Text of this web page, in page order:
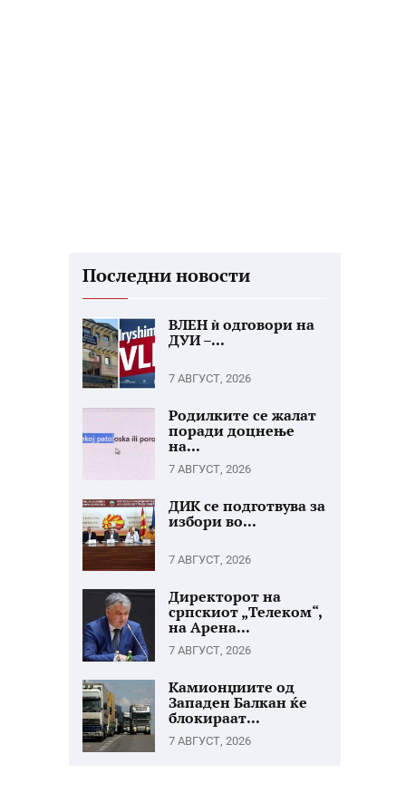
Последни новости
ВЛЕН ѝ одговори на
ДУИ –...
7 АВГУСТ, 2026
Родилките се жалат
поради доцнење
на...
7 АВГУСТ, 2026
ДИК се подготвува за
избори во...
7 АВГУСТ, 2026
Директорот на
српскиот „Телеком“,
на Арена...
7 АВГУСТ, 2026
Камионџиите од
Западен Балкан ќе
блокираат...
7 АВГУСТ, 2026